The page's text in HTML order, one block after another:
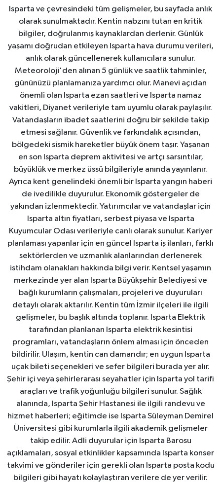
Isparta ve çevresindeki tüm gelişmeler, bu sayfada anlık
olarak sunulmaktadır. Kentin nabzını tutan en kritik
bilgiler, doğrulanmış kaynaklardan derlenir. Günlük
yaşamı doğrudan etkileyen Isparta hava durumu verileri,
anlık olarak güncellenerek kullanıcılara sunulur.
Meteoroloji'den alınan 5 günlük ve saatlik tahminler,
gününüzü planlamanıza yardımcı olur. Manevi açıdan
önemli olan Isparta ezan saatleri ve Isparta namaz
vakitleri, Diyanet verileriyle tam uyumlu olarak paylaşılır.
Vatandaşların ibadet saatlerini doğru bir şekilde takip
etmesi sağlanır. Güvenlik ve farkındalık açısından,
bölgedeki sismik hareketler büyük önem taşır. Yaşanan
en son Isparta deprem aktivitesi ve artçı sarsıntılar,
büyüklük ve merkez üssü bilgileriyle anında yayınlanır.
Ayrıca kent genelindeki önemli bir Isparta yangın haberi
de ivedilikle duyurulur. Ekonomik göstergeler de
yakından izlenmektedir. Yatırımcılar ve vatandaşlar için
Isparta altın fiyatları, serbest piyasa ve Isparta
Kuyumcular Odası verileriyle canlı olarak sunulur. Kariyer
planlaması yapanlar için en güncel Isparta iş ilanları, farklı
sektörlerden ve uzmanlık alanlarından derlenerek
istihdam olanakları hakkında bilgi verir. Kentsel yaşamın
merkezinde yer alan Isparta Büyükşehir Belediyesi ve
bağlı kurumların çalışmaları, projeleri ve duyuruları
detaylı olarak aktarılır. Kentin tüm İzmir ilçeleri ile ilgili
gelişmeler, bu başlık altında toplanır. Isparta Elektrik
tarafından planlanan Isparta elektrik kesintisi
programları, vatandaşların önlem alması için önceden
bildirilir. Ulaşım, kentin can damarıdır; en uygun Isparta
uçak bileti seçenekleri ve sefer bilgileri burada yer alır.
Şehir içi veya şehirlerarası seyahatler için Isparta yol tarifi
araçları ve trafik yoğunluğu bilgileri sunulur. Sağlık
alanında, Isparta Şehir Hastanesi ile ilgili randevu ve
hizmet haberleri; eğitimde ise Isparta Süleyman Demirel
Üniversitesi gibi kurumlarla ilgili akademik gelişmeler
takip edilir. Adli duyurular için Isparta Barosu
açıklamaları, sosyal etkinlikler kapsamında Isparta konser
takvimi ve gönderiler için gerekli olan Isparta posta kodu
bilgileri gibi hayatı kolaylaştıran verilere de yer verilir.